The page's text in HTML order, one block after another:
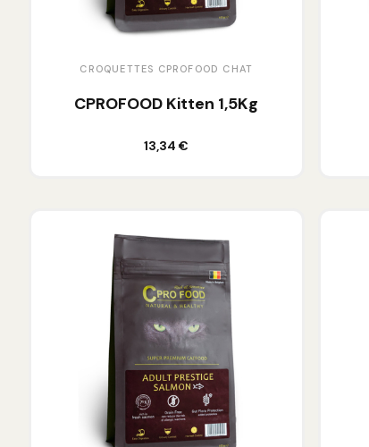
CROQUETTES CPROFOOD CHAT
CPROFOOD Kitten 1,5Kg
13,34 €
Ajouter au panier